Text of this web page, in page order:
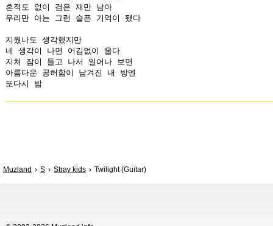
흔적도 없이 검은 재만 남아
우리만 아는 그런 슬픈 기억이 됐다
지웠나도 생각했지만
네 생각이 나면 어김없이 울다
지쳐 잠이 들고 나서 일어나 보면
아름다운 공허함이 남겨진 내 방엔
Muzland S Stray kids Twilight (Guitar)